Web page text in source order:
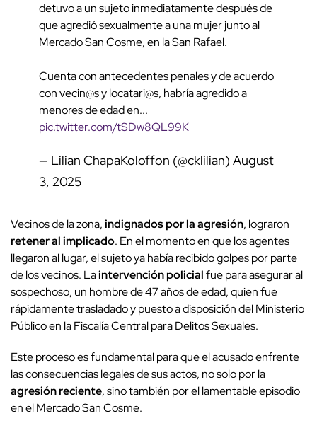
detuvo a un sujeto inmediatamente después de
que agredió sexualmente a una mujer junto al
Mercado San Cosme, en la San Rafael.
Cuenta con antecedentes penales y de acuerdo
con vecin@s y locatari@s, habría agredido a
menores de edad en...
pic.twitter.com/tSDw8QL99K
— Lilian ChapaKoloffon (@cklilian) August
3, 2025
Vecinos de la zona,indignados por la agresión, lograron
retener al implicado. En el momento en que los agentes
llegaron al lugar, el sujeto ya había recibido golpes por parte
de los vecinos. Laintervención policialfue para asegurar al
sospechoso, un hombre de 47 años de edad, quien fue
rápidamente trasladado y puesto a disposición del Ministerio
Público en la Fiscalía Central para Delitos Sexuales.
Este proceso es fundamental para que el acusado enfrente
las consecuencias legales de sus actos, no solo por la
agresión reciente, sino también por el lamentable episodio
en el Mercado San Cosme.